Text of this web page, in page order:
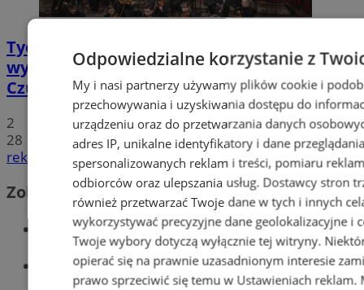
Tychy: Koncert chóralny "Messa di Gloria" –
wyjątkowe wydarzenie muzyczne w
Czułowie
2
28
reklama
Zobacz również
Wiadomości kryminalne w Tychach
Wiadomości lokalne
Odpowiedzialne korzystanie z
My i nasi partnerzy używamy plików cookie i
przechowywania i uzyskiwania dostępu do
urządzeniu oraz do przetwarzania danych
adres IP, unikalne identyfikatory i dane
spersonalizowanych reklam i treści, pomiaru
odbiorców oraz ulepszania usług. Dostawcy stron
również przetwarzać Twoje dane w tych i innych
wykorzystywać precyzyjne dane geolokalizacyjne i
Twoje wybory dotyczą wyłącznie tej witryny.
opierać się na prawnie uzasadnionym interesie
prawo sprzeciwić się temu w Ustawieniach reklam.